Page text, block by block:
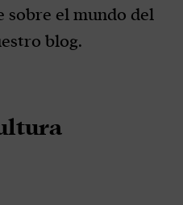
sobre el mundo del
blog.